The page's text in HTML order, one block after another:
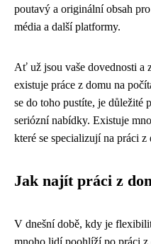
poutavý a originální obsah
média a další platformy.
Ať už jsou vaše dovednosti a
existuje práce z domu na
se do toho pustíte, je důležité
seriózní nabídky. Existuje
které se specializují na práci z
Jak najít práci z
V dnešní době, kdy je
mnoho lidí poohlíží po práci